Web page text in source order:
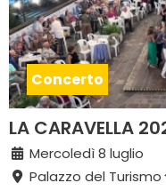
Concerto
LA CARAVELLA
Mercoledì 8 luglio
Palazzo del Turismo